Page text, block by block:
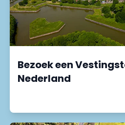
Bezoek een
Nederland